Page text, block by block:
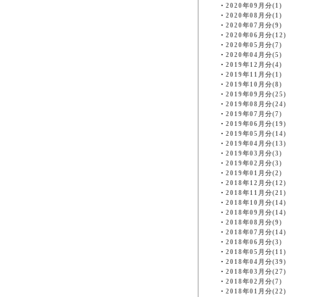
・ 2020年09月分(1)
・ 2020年08月分(1)
・ 2020年07月分(9)
・ 2020年06月分(12)
・ 2020年05月分(7)
・ 2020年04月分(5)
・ 2019年12月分(4)
・ 2019年11月分(1)
・ 2019年10月分(8)
・ 2019年09月分(25)
・ 2019年08月分(24)
・ 2019年07月分(7)
・ 2019年06月分(19)
・ 2019年05月分(14)
・ 2019年04月分(13)
・ 2019年03月分(3)
・ 2019年02月分(3)
・ 2019年01月分(2)
・ 2018年12月分(12)
・ 2018年11月分(21)
・ 2018年10月分(14)
・ 2018年09月分(14)
・ 2018年08月分(9)
・ 2018年07月分(14)
・ 2018年06月分(3)
・ 2018年05月分(11)
・ 2018年04月分(39)
・ 2018年03月分(27)
・ 2018年02月分(7)
・ 2018年01月分(22)